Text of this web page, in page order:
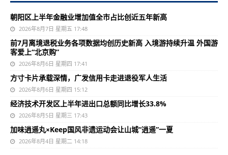
朝阳区上半年金融业增加值全市占比创近五年新高
2026年8月7日 星期五 17:48
前7月离境退税业务各项数据均创历史新高 入境游持续升温 外国游
客爱上“北京购”
2026年8月6日 星期四 17:41
方寸卡片承载深情，广发信用卡走进退役军人生活
2026年8月6日 星期四 15:12
经济技术开发区上半年进出口总额同比增长33.8%
2026年8月5日 星期三 17:43
加味逍遥丸×Keep国风非遗运动会让山城“逍遥”一夏
2026年8月4日 星期二 14:18